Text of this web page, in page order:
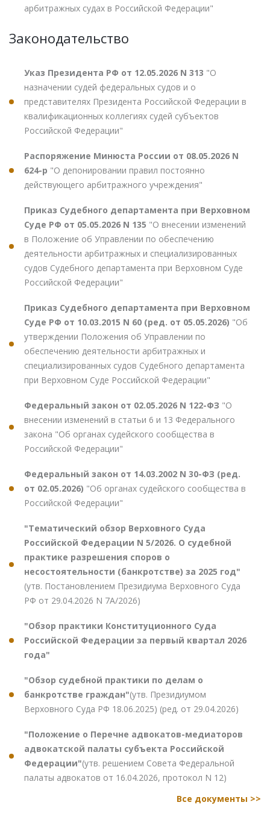
арбитражных судах в Российской Федерации"
Законодательство
Указ Президента РФ от 12.05.2026 N 313 "О
назначении судей федеральных судов и о
представителях Президента Российской Федерации в
квалификационных коллегиях судей субъектов
Российской Федерации"
Распоряжение Минюста России от 08.05.2026 N
624-р "О депонировании правил постоянно
действующего арбитражного учреждения"
Приказ Судебного департамента при Верховном
Суде РФ от 05.05.2026 N 135 "О внесении изменений
в Положение об Управлении по обеспечению
деятельности арбитражных и специализированных
судов Судебного департамента при Верховном Суде
Российской Федерации"
Приказ Судебного департамента при Верховном
Суде РФ от 10.03.2015 N 60 (ред. от 05.05.2026) "Об
утверждении Положения об Управлении по
обеспечению деятельности арбитражных и
специализированных судов Судебного департамента
при Верховном Суде Российской Федерации"
Федеральный закон от 02.05.2026 N 122-ФЗ "О
внесении изменений в статьи 6 и 13 Федерального
закона "Об органах судейского сообщества в
Российской Федерации"
Федеральный закон от 14.03.2002 N 30-ФЗ (ред.
от 02.05.2026) "Об органах судейского сообщества в
Российской Федерации"
"Тематический обзор Верховного Суда
Российской Федерации N 5/2026. О судебной
практике разрешения споров о
несостоятельности (банкротстве) за 2025 год"
(утв. Постановлением Президиума Верховного Суда
РФ от 29.04.2026 N 7А/2026)
"Обзор практики Конституционного Суда
Российской Федерации за первый квартал 2026
года"
"Обзор судебной практики по делам о
банкротстве граждан"(утв. Президиумом
Верховного Суда РФ 18.06.2025) (ред. от 29.04.2026)
"Положение о Перечне адвокатов-медиаторов
адвокатской палаты субъекта Российской
Федерации"(утв. решением Совета Федеральной
палаты адвокатов от 16.04.2026, протокол N 12)
Все документы >>